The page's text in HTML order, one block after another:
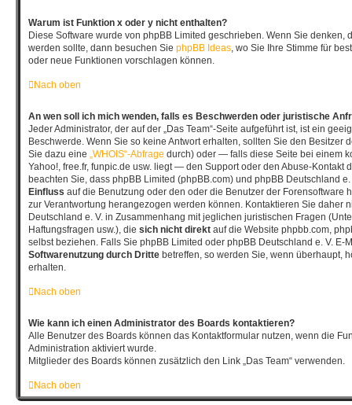
Warum ist Funktion x oder y nicht enthalten?
Diese Software wurde von phpBB Limited geschrieben. Wenn Sie denken,
werden sollte, dann besuchen Sie phpBB Ideas , wo Sie Ihre Stimme für
oder neue Funktionen vorschlagen können.
Nach oben
An wen soll ich mich wenden, falls es Beschwerden oder juristische
Jeder Administrator, der auf der „Das Team“-Seite aufgeführt ist, ist ein
Beschwerde. Wenn Sie so keine Antwort erhalten, sollten Sie den Besitzer
Sie dazu eine „WHOIS“-Abfrage durch) oder — falls diese Seite bei einem
Yahoo!, free.fr, funpic.de usw. liegt — den Support oder den Abuse-Kontakt
beachten Sie, dass phpBB Limited (phpBB.com) und phpBB Deutschland
Einfluss auf die Benutzung oder den oder die Benutzer der Forensoftware
zur Verantwortung herangezogen werden können. Kontaktieren Sie daher
Deutschland e. V. in Zusammenhang mit jeglichen juristischen Fragen
Haftungsfragen usw.), die sich nicht direkt auf die Website phpbb.com,
selbst beziehen. Falls Sie phpBB Limited oder phpBB Deutschland e. V. E-
Softwarenutzung durch Dritte betreffen, so werden Sie, wenn überhaupt,
erhalten.
Nach oben
Wie kann ich einen Administrator des Boards kontaktieren?
Alle Benutzer des Boards können das Kontaktformular nutzen, wenn die
Administration aktiviert wurde.
Mitglieder des Boards können zusätzlich den Link „Das Team“ verwenden.
Nach oben